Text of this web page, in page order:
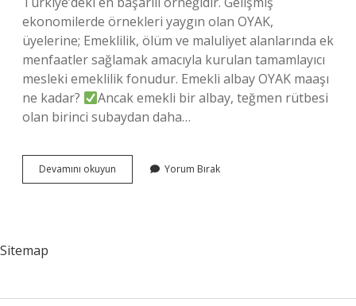
ekonomilerde örnekleri yaygın olan OYAK,
üyelerine; Emeklilik, ölüm ve maluliyet alanlarında ek
menfaatler sağlamak amacıyla kurulan tamamlayıcı
mesleki emeklilik fonudur. Emekli albay OYAK maaşı
ne kadar?
Ancak emekli bir albay, teğmen rütbesi
olan birinci subaydan daha…
Devamını okuyun
Maaşı
Yorum Bırak
Sitemap